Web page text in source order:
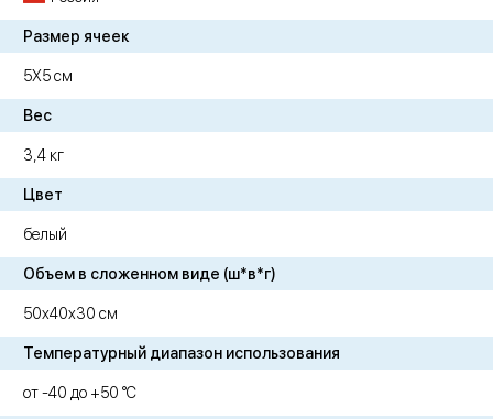
Размер ячеек
5Х5 см
Вес
3,4 кг
Цвет
белый
Объем в сложенном виде (ш*в*г)
50х40х30 см
Температурный диапазон использования
от -40 до +50 °C